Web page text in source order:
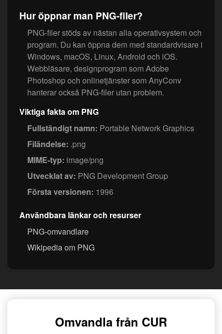
Hur öppnar man PNG-filer?
PNG-filer stöds av nästan alla operativsystem och
program. Du kan öppna dem med standardvisare i
Windows, macOS, Linux, Android och iOS.
Webbläsare, designprogram som Adobe
Photoshop och onlinetjänster som AnyConv
hanterar också PNG-filer utan problem.
Viktiga fakta om PNG
Fullständigt namn: Portable Network Graphics
Filändelse: .png
MIME-typ: image/png
Utvecklat av: PNG Development Group
Första versionen: 1996
Användbara länkar och resurser
PNG-omvandlare
Wikipedia om PNG
Omvandla från CUR